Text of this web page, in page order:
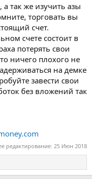
так же изучить азы
торговать вы
счет.
счете состоит в
потерять свои
ничего плохого не
на демке
завести свои
без вложений так
редактирование: 25 Июн 2018